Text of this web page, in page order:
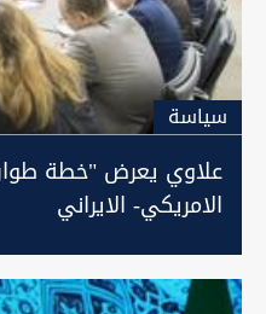
سیاسة
علاوي يعرض "خطة
الامريكي- الايراني